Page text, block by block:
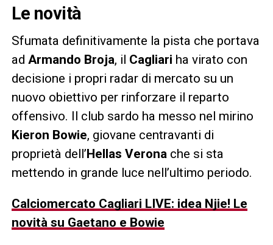
Le novità
Sfumata definitivamente la pista che portava
ad Armando Broja, il Cagliari ha virato con
decisione i propri radar di mercato su un
nuovo obiettivo per rinforzare il reparto
offensivo. Il club sardo ha messo nel mirino
Kieron Bowie, giovane centravanti di
proprietà dell’Hellas Veronache si sta
mettendo in grande luce nell’ultimo periodo.
Calciomercato Cagliari LIVE: idea Njie! Le
novità su Gaetano e Bowie